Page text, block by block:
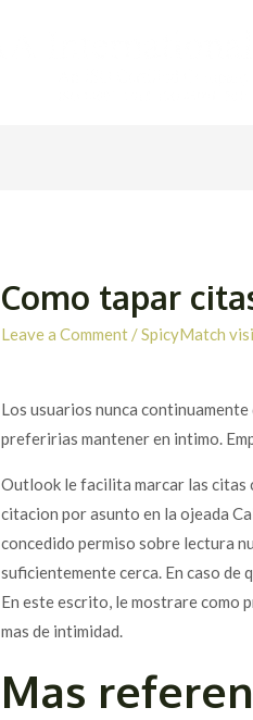
Como tapar
Leave a Comment /SpicyMatch
Los usuarios nunca
preferirias mantener en intimo.
Outlook le facilita marcar las citas
citacion por asunto en la ojeada
concedido permiso sobre lectura
suficientemente cerca. En caso de
En este escrito, le mostrare como
mas de intimidad.
Mas